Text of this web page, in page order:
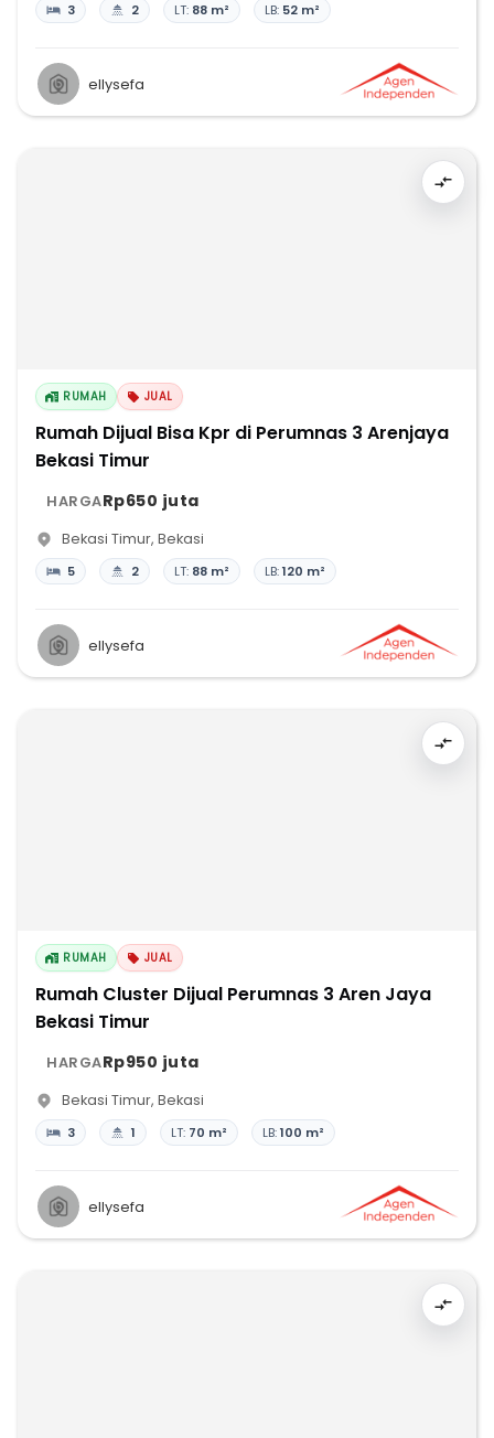
3 2 LT: 88 m² LB: 52 m²
ellysefa
RUMAH JUAL
Rumah Dijual Bisa Kpr di Perumnas 3 Arenjaya
Bekasi Timur
HARGARp650 juta
Bekasi Timur, Bekasi
5 2 LT: 88 m² LB:120 m²
ellysefa
RUMAH JUAL
Rumah Cluster Dijual Perumnas 3 Aren Jaya
Bekasi Timur
HARGARp950 juta
Bekasi Timur, Bekasi
3 1 LT: 70 m² LB:100 m²
ellysefa